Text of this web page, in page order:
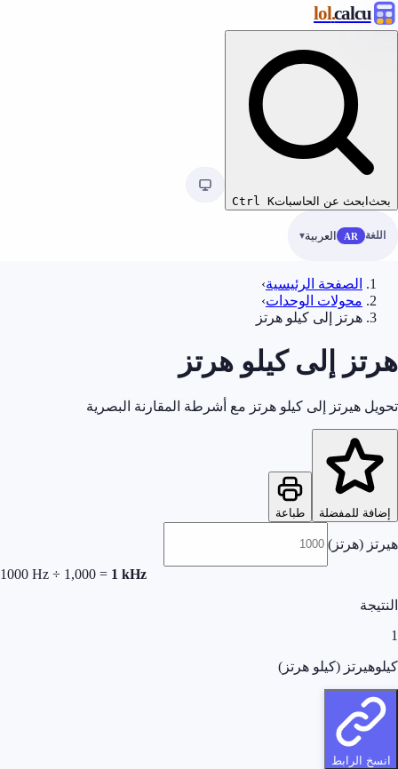
calcu
.lol
بحث ابحث عن الحاسبات Ctrl K
اللغة AR العربية
الصفحة الرئيسية›
محولات الوحدات›
هرتز إلى كيلو هرتز
هرتز إلى كيلو هرتز
تحويل هيرتز إلى كيلو هرتز مع أشرطة المقارنة البصرية
إضافة للمفضلة طباعة
هيرتز (هرتز)
1000 Hz ÷ 1,000 = 1 kHz
النتيجة
1
كيلوهيرتز (كيلو هرتز)
انسخ الرابط